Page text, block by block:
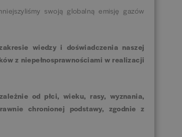
swoją globalną emisję gazów
wiedzy i doświadczenia naszej
z niepełnosprawnościami w realizacji
od płci, wieku, rasy, wyznania,
chronionej podstawy, zgodnie z